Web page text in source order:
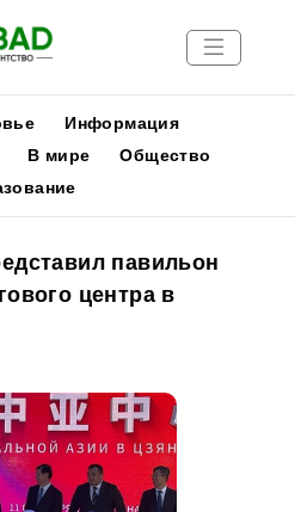
Информация
В мире
Общество
павильон
центра в